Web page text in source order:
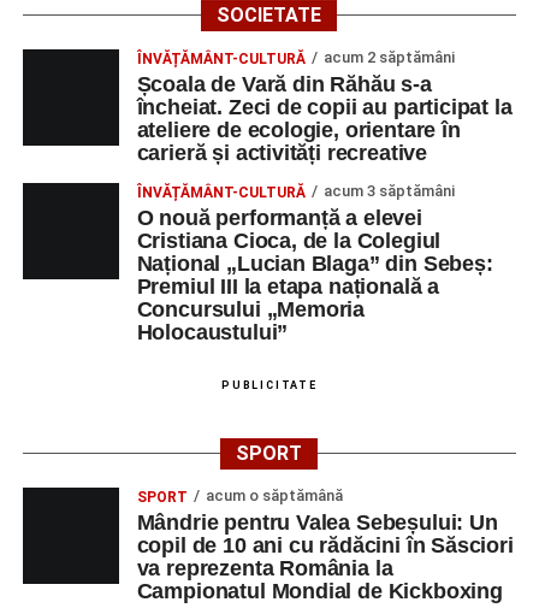
SOCIETATE
ÎNVĂȚĂMÂNT-CULTURĂ acum 2 săptămâni
Școala de Vară din Răhău s-a
încheiat. Zeci de copii au participat la
ateliere de ecologie, orientare în
carieră și activități recreative
ÎNVĂȚĂMÂNT-CULTURĂ acum 3 săptămâni
O nouă performanță a elevei
Cristiana Cioca, de la Colegiul
Național „Lucian Blaga” din Sebeș:
Premiul III la etapa națională a
Concursului „Memoria
Holocaustului”
PUBLICITATE
SPORT
SPORT acum o săptămână
Mândrie pentru Valea Sebeșului: Un
copil de 10 ani cu rădăcini în Săsciori
va reprezenta România la
Campionatul Mondial de Kickboxing